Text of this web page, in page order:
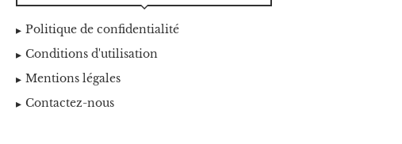
Politique de confidentialité
Conditions d'utilisation
Mentions légales
Contactez-nous